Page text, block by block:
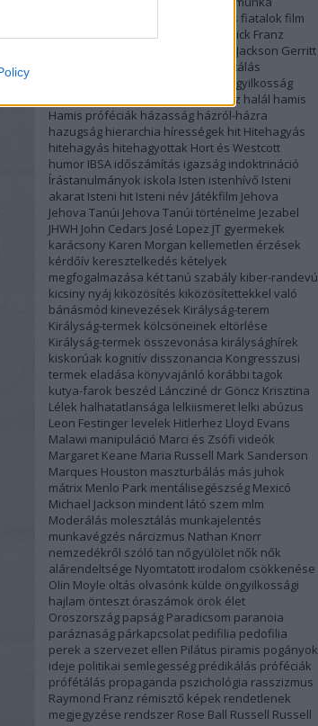
feltámadás fiatalok film
Fiókhivatalok összevonása
Frederick Franz
Geoffrey Jackson Gerritt
gyermekmolesztálás
gyilkosság
Hadesz halál hamis
Hamis próféciák házasság házról-házra
hazugság hierarchia hírességek hit Hitehagyás
hitehagyás hitehagyottak Hort és Westcott
humor IBSA időszámítás igazság indoktrináció
Írástanulmányok iskola Isten istenhívő Isteni
akarat Isteni hit Isteni név Játékfilm Jehova
Jehova Tanúi Jehova Tanúi történelme Jezabel
JHWH John Cedars José Lopez JT gyermekek
karácsony Karen Morgan kellemetlen érzések
kérdőív keresztelkedés kételyek
megfogalmazása két tanú szabály kiber-randevú
kicsiny nyáj kiközösítés kiközösítettekkel való
bánásmód kinevezések Királyság-terem
Királyság-termek kölcsöneinek eltörlése
Királyság-termek összevonása királysághírek
kiskorúak kognitív disszonancia Kongresszusi
termek eladása könyvajánló korábbi tagok
kutya-farok beszéd Láncziné dr Göncz Krisztina
Lélek halhatatlansága lelkiismeret lelki abúzus
Leon Festinger levelek Hitlerhez Lloyd Evans
Malawi manipuláció Marci és Zsófi videók
Margaret Keane Maria Russell Mark Sanderson
Marques Houston maszturbálás más juhok
mátrix Menlo Park mentálisegészség Mexicó
Michael Jackson mindent látó szem mlm
Moderálás molesztálás munkajelentés
munkavégzés nárcizmus Nathan Knorr
nemzedékről szóló tan nőgyülölet nők nők
alárendeltsége Nyomtatott irodalom csökkenése
Olin Moyle oltás olvasónk külde öngyilkossági
hajlam önteszt óraszámok örök élet
Oroszország papság Paradicsom paranoia
paráznaság párkapcsolat pedifilia pedofilia
perek a szervezet ellen Pilátus piramis pogányok
ideje politikai semlegesség prédikálás próféciák
prófétálás propaganda pszichológia rasszizmus
Raymond Franz rémisztő képek rendetlenek
megjegyzése rendszer Rose Ball Russell Russell